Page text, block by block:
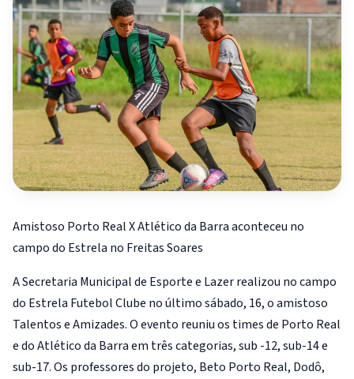
Amistoso Porto Real X Atlético da Barra aconteceu no
campo do Estrela no Freitas Soares
A Secretaria Municipal de Esporte e Lazer realizou no campo
do Estrela Futebol Clube no último sábado, 16, o amistoso
Talentos e Amizades. O evento reuniu os times de Porto Real
e do Atlético da Barra em três categorias, sub -12, sub-14 e
sub-17. Os professores do projeto, Beto Porto Real, Dodô,